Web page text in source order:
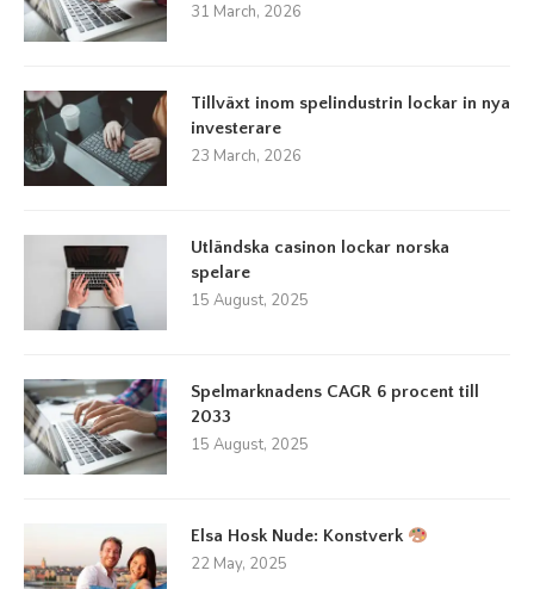
31 March, 2026
Tillväxt inom spelindustrin lockar in nya
investerare
23 March, 2026
Utländska casinon lockar norska
spelare
15 August, 2025
Spelmarknadens CAGR 6 procent till
2033
15 August, 2025
Elsa Hosk Nude: Konstverk
22 May, 2025